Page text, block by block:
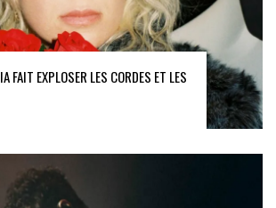
FAIT EXPLOSER LES CORDES ET LES